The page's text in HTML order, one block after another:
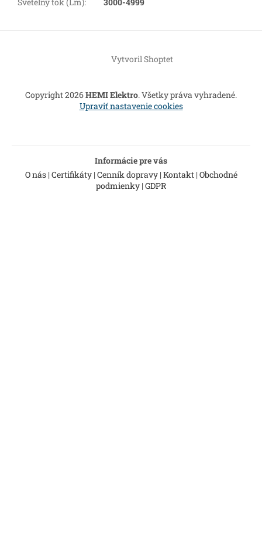
Vytvoril Shoptet
Copyright 2026HEMI Elektro. Všetky práva vyhradené.
Upraviť nastavenie cookies
Informácie pre vás
O nás| Certifikáty| Cenník dopravy| Kontakt| Obchodné
podmienky | GDPR